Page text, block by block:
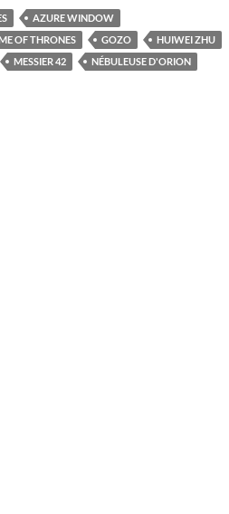
AZURE WINDOW
OF THRONES GOZO
HUIWEI ZHU
MESSIER 42
NÉBULEUSE D'ORION